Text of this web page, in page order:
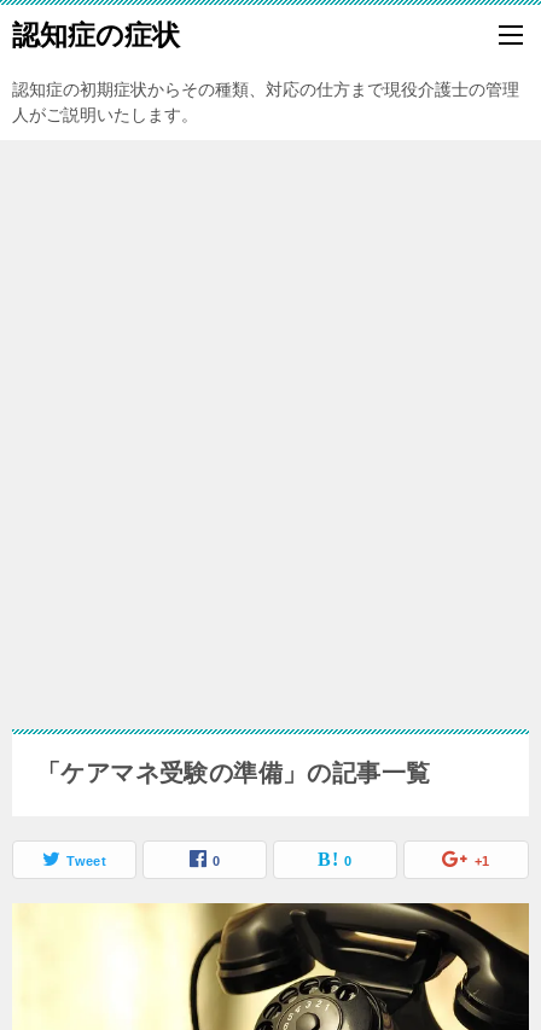
認知症の症状
認知症の初期症状からその種類、対応の仕方まで現役介護士の管理
人がご説明いたします。
「ケアマネ受験の準備」の記事一覧
Tweet 0 0 +1